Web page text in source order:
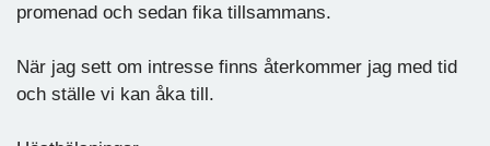
promenad och sedan fika tillsammans.
När jag sett om intresse finns återkommer jag med tid
och ställe vi kan åka till.